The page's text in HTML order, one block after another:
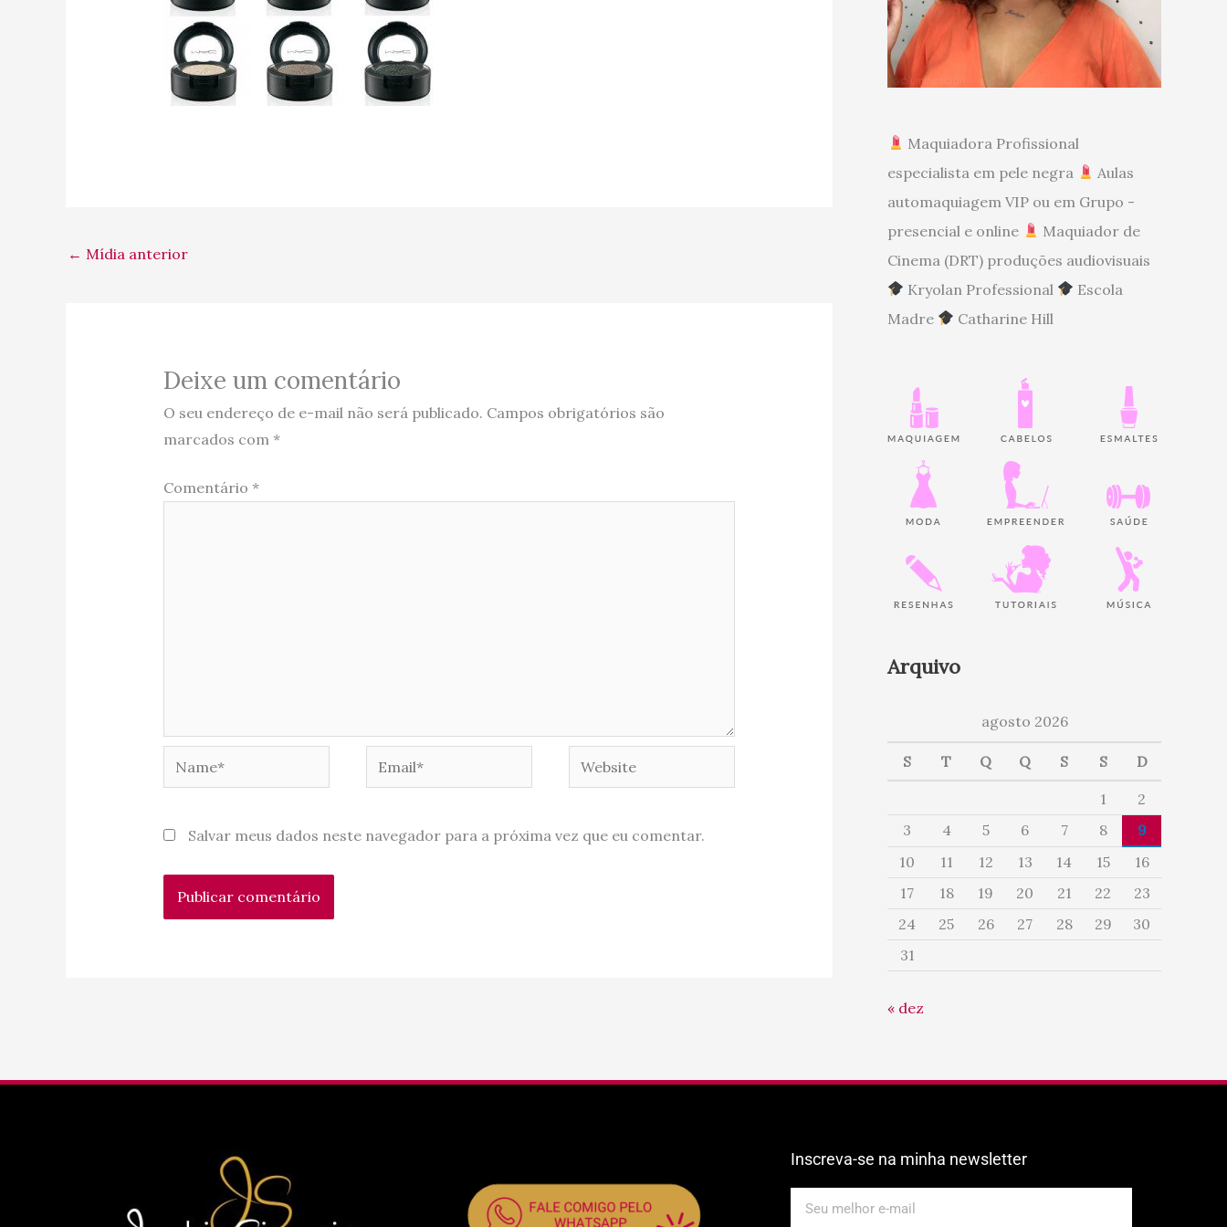
← Mídia anterior
Deixe um comentário
O seu endereço de e-mail não será publicado. Campos obrigatórios são
marcados com *
Comentário *
Website
Salvar meus dados neste navegador para a próxima vez que eu comentar.
Maquiadora Profissional
especialista em pele negra
Aulas
automaquiagem VIP ou em Grupo -
presencial e online
Maquiador de
Cinema (DRT) produções audiovisuais
Kryolan Professional
Escola
Madre
Catharine Hill
Arquivo
agosto 2026
S T Q Q S S D
1
2
3
4 5 6 7 8
9
10
11 12 13 14 15
16
17
18 19 20 21 22
23
24
25 26 27 28 29
30
31
« dez
Inscreva-se na minha newsletter